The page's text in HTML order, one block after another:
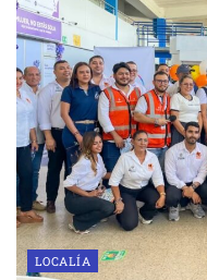
LOCALÍA